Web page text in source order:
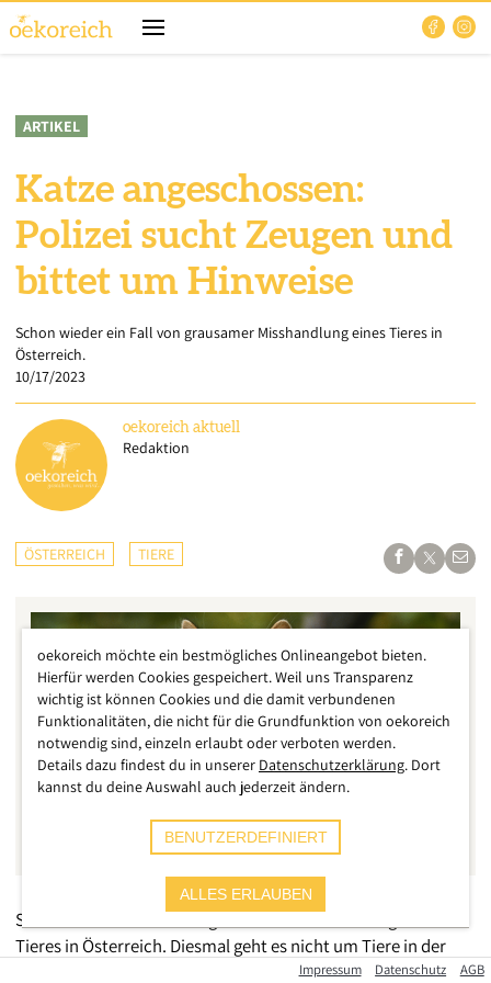
ARTIKEL
Katze angeschossen:
Polizei sucht Zeugen und
bittet um Hinweise
Schon wieder ein Fall von grausamer Misshandlung eines Tieres in
Österreich.
10/17/2023
oekoreich aktuell
Redaktion
ÖSTERREICH TIERE
Schon wieder ein Fall von grausamer Misshandlung eines
Tieres in Österreich. Diesmal geht es nicht um Tiere in der
Landwirtschaft, sondern um eine Katze. Wie der ORF
Impressum Datenschutz AGB
oekoreich möchte ein bestmögliches Onlineangebot bieten.
Hierfür werden Cookies gespeichert. Weil uns Transparenz
wichtig ist können Cookies und die damit verbundenen
Funktionalitäten, die nicht für die Grundfunktion von oekoreich
notwendig sind, einzeln erlaubt oder verboten werden.
Details dazu findest du in unserer Datenschutzerklärung. Dort
kannst du deine Auswahl auch jederzeit ändern.
BENUTZERDEFINIERT
ALLES ERLAUBEN